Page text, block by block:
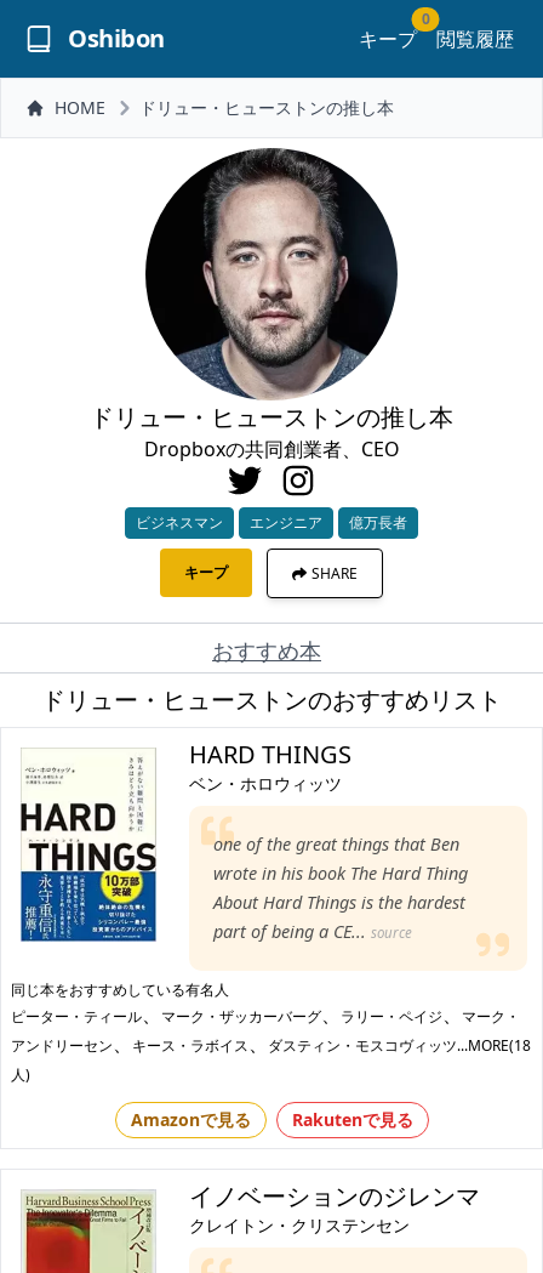
Oshibon キープ
0
閲覧履歴
HOME ドリュー・ヒューストンの推し本
ドリュー・ヒューストンの推し本
Dropboxの共同創業者、CEO
ビジネスマン エンジニア 億万長者
キープ SHARE
おすすめ本
ドリュー・ヒューストンのおすすめリスト
HARD THINGS
ベン・ホロウィッツ
one of the great things that Ben
wrote in his book The Hard Thing
About Hard Things is the hardest
part of being a CE...source
同じ本をおすすめしている有名人
ピーター・ティール、 マーク・ザッカーバーグ、 ラリー・ペイジ、
マーク・
アンドリーセン、 キース・ラボイス、 ダスティン・モスコヴィッツ...MORE(18
人)
Amazonで見る Rakutenで見る
イノベーションのジレンマ
クレイトン・クリステンセン